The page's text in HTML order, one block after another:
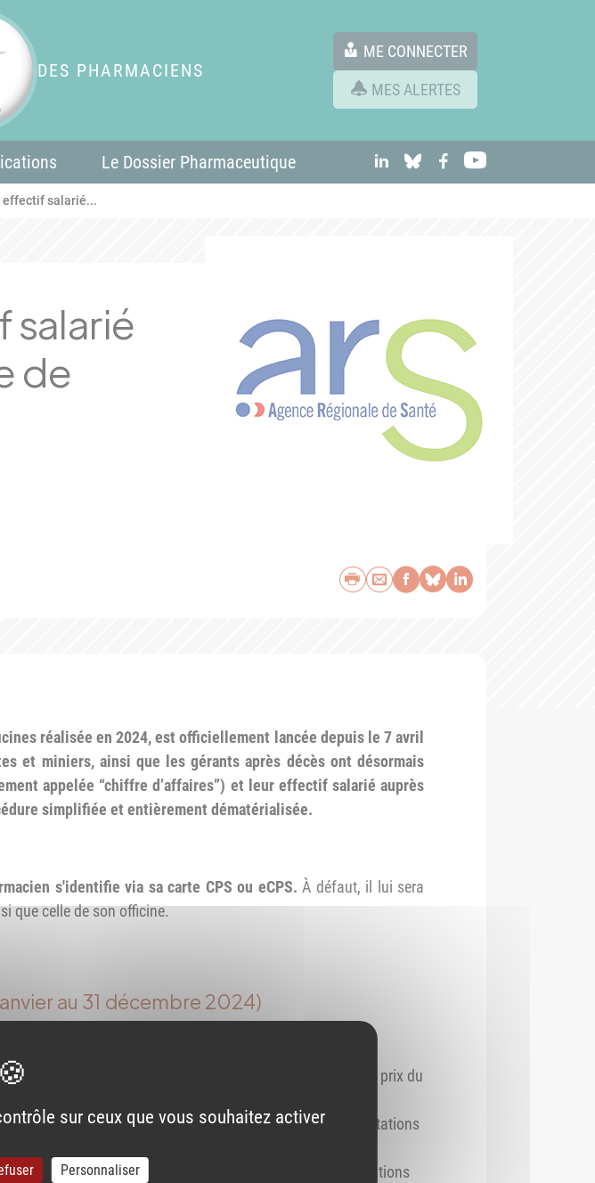
DES PHARMACIENS
ME CONNECTER
MES ALERTES
Le Dossier Pharmaceutique linkedInBlueskyFacebook
salarié...
de
Imprimer
Envoyer par e-mail
Partager sur
Partager sur
Partager sur
réalisée en 2024, est officiellement lancée depuis le 7 avril
et miniers, ainsi que les gérants après décès ont désormais
appelée “chiffre d’affaires”) et leur effectif salarié auprès
simplifiée et entièrement dématérialisée.
s'identifie via sa carte CPS ou eCPS. À défaut, il lui sera
que celle de son officine.
au 31 décembre 2024)
relevant du taux de TVA à 2,1 % (à l’exclusion de la part du prix du
et produits (y compris inscrits à la liste des produits et prestations
0 %, 5 %, 10 % et 20 % ;
réalisées au sein de l’officine en 2024, hors vaccinations
sur ceux que vous souhaitez activer
Personnaliser